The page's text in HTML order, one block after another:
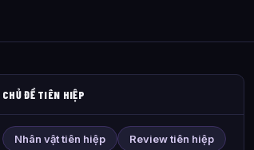
CHỦ ĐỀ TIÊN HIỆP
Nhân vật tiên hiệp
Review tiên hiệp